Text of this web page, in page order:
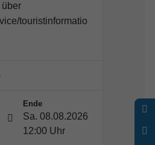
über
touristinformatio
Ende
Sa. 08.08.2026
12:00 Uhr